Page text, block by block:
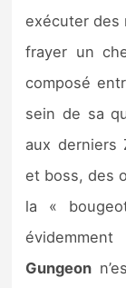
Sorties de
Bons plans
exécuter des
frayer un
composé
sein de sa
aux derniers
et boss, des
la «
Gungeon